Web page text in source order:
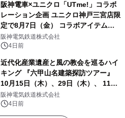
阪神電車×ユニクロ「UTme!」コラボ
レーション企画 ユニクロ神戸三宮店限
定で8月7日（金） コラボアイテムが
発売決定！
阪神電気鉄道株式会社
4日前
近代化産業遺産と風の教会を巡るハイ
キング 『六甲山名建築探訪ツアー』
10月15日（木）、29日（木）、 11月
5日（木）、12日（木）に開催！
阪神電気鉄道株式会社
4日前